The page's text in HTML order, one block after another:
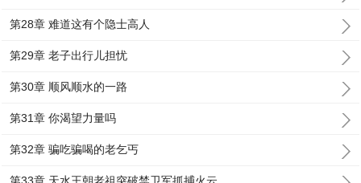
第28章 难道这有个隐士高人
第29章 老子出行儿担忧
第30章 顺风顺水的一路
第31章 你渴望力量吗
第32章 骗吃骗喝的老乞丐